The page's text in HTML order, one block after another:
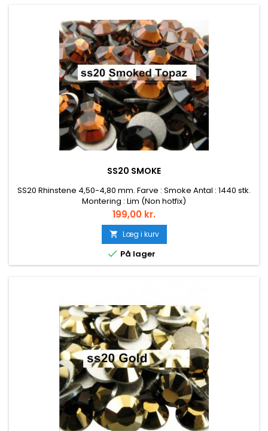
SS20 SMOKE
SS20 Rhinstene 4,50-4,80 mm. Farve : Smoke Antal : 1440 stk.
Montering : Lim (Non hotfix)
Pris
199,00 kr.
 Læg i kurv
 På lager